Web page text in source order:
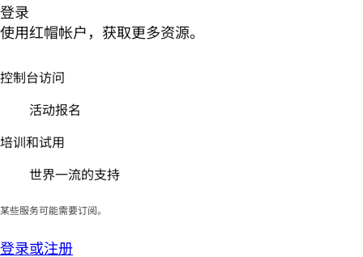
登录
使用红帽帐户，获取更多资源。
控制台访问
活动报名
培训和试用
世界一流的支持
某些服务可能需要订阅。
登录或注册